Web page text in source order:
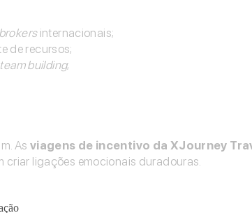
brokersinternacionais;
de recursos;
team building;
As viagens de incentivo da XJourney
criar ligações emocionais duradouras.